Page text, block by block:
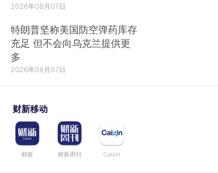
2026年08月07日
特朗普坚称美国防空弹药库存
充足 但不会向乌克兰提供更
多
2026年08月07日
财新移动
财新 财新周刊 Caixin